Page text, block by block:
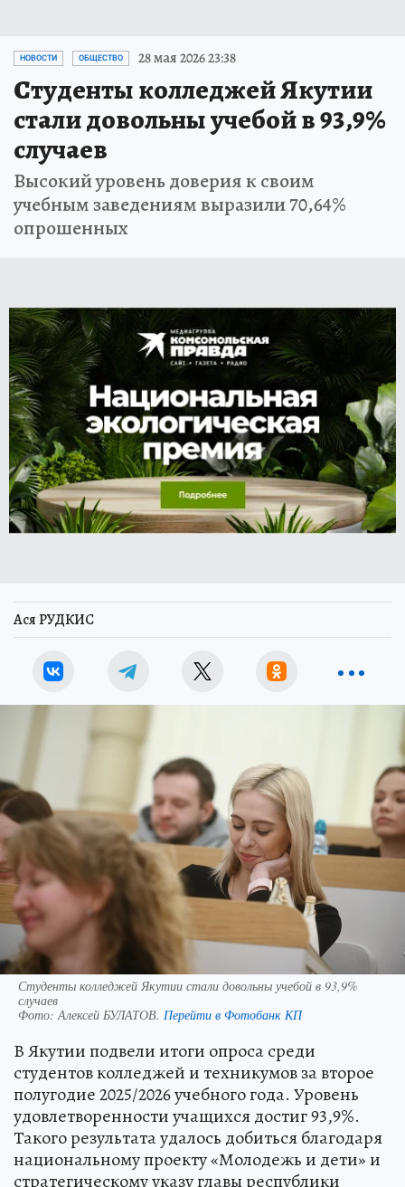
НОВОСТИ ОБЩЕСТВО 28 мая 2026 23:38
Студенты колледжей Якутии
стали довольны учебой в 93,9%
случаев
Высокий уровень доверия к своим
учебным заведениям выразили 70,64%
опрошенных
Ася РУДКИС
Студенты колледжей Якутии стали довольны учебой в 93,9%
случаев
Фото:Алексей БУЛАТОВ. Перейти в Фотобанк КП
В Якутии подвели итоги опроса среди
студентов колледжей и техникумов за второе
полугодие 2025/2026 учебного года. Уровень
удовлетворенности учащихся достиг 93,9%.
Такого результата удалось добиться благодаря
национальному проекту «Молодежь и дети» и
стратегическому указу главы республики